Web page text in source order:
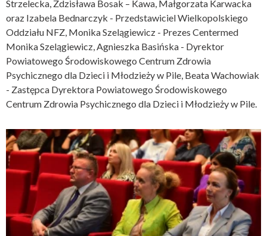
Strzelecka, Zdzisława Bosak – Kawa, Małgorzata Karwacka
oraz Izabela Bednarczyk - Przedstawiciel Wielkopolskiego
Oddziału NFZ, Monika Szelągiewicz - Prezes Centermed
Monika Szelągiewicz, Agnieszka Basińska - Dyrektor
Powiatowego Środowiskowego Centrum Zdrowia
Psychicznego dla Dzieci i Młodzieży w Pile, Beata Wachowiak
- Zastępca Dyrektora Powiatowego Środowiskowego
Centrum Zdrowia Psychicznego dla Dzieci i Młodzieży w Pile.